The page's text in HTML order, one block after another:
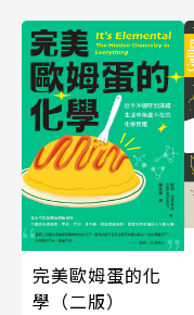
完美歐姆蛋的化
學（二版）